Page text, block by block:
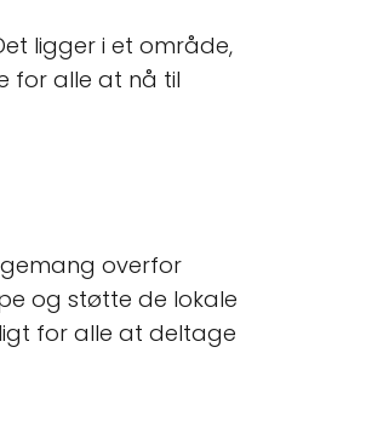
ligger i et område,
for alle at nå til
overfor
og støtte de lokale
for alle at deltage